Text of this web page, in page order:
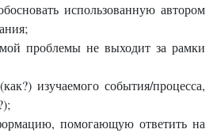
использованную автором
проблемы не выходит за рамки
изучаемого события/процесса,
помогающую ответить на